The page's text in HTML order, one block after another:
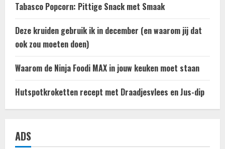
Tabasco Popcorn: Pittige Snack met Smaak
Deze kruiden gebruik ik in december (en waarom jij dat
ook zou moeten doen)
Waarom de Ninja Foodi MAX in jouw keuken moet staan
Hutspotkroketten recept met Draadjesvlees en Jus-dip
ADS